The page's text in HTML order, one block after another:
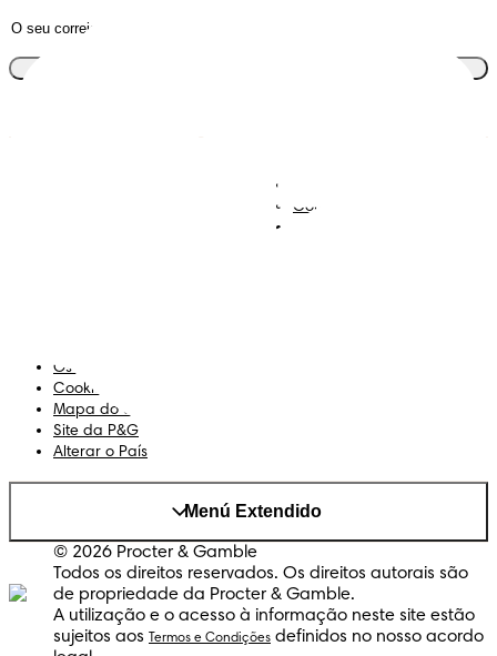
Contacta-nos
Os Meus Dados
Cookies
Mapa do Site
Site da P&G
Alterar o País
Menú Extendido
© 2026 Procter & Gamble
Todos os direitos reservados. Os direitos autorais são
de propriedade da Procter & Gamble.
A utilização e o acesso à informação neste site estão
sujeitos aos
Termos e Condições definidos no nosso acordo